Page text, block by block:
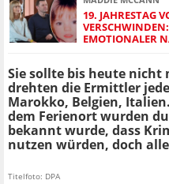
19. JAHRESTAG
EMOTIONALER
Sie sollte bis heute nicht
drehten die Ermittler
Marokko, Belgien,
dem Ferienort wurden
bekannt wurde, dass
nutzen würden, doch
Titelfoto: DPA